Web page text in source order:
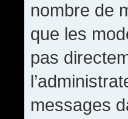
nombre de
que les
pas
messages